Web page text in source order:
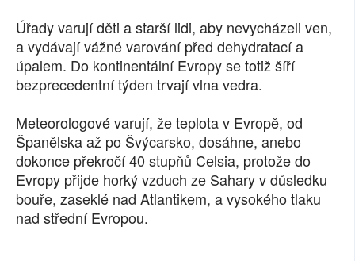
PŘÍSPĚVKY NA PROVOZ
SOCIÁLNÍ SÍTĚ
RUBRIKY
PLNÁ VERZE STRÁNEK
Úřady varují děti a starší lidi, aby nevycházeli ven,
a vydávají vážné varování před dehydratací a
úpalem. Do kontinentální Evropy se totiž šíří
bezprecedentní týden trvají vlna vedra.
Meteorologové varují, že teplota v Evropě, od
Španělska až po Švýcarsko, dosáhne, anebo
dokonce překročí 40 stupňů Celsia, protože do
Evropy přijde horký vzduch ze Sahary v důsledku
bouře, zaseklé nad Atlantikem, a vysokého tlaku
nad střední Evropou.